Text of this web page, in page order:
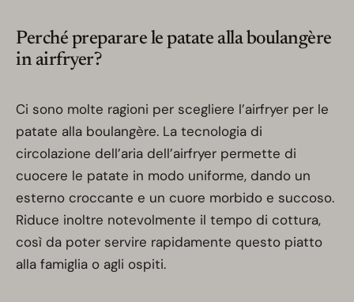
Perché preparare le patate alla boulangère
in airfryer?
Ci sono molte ragioni per scegliere l’airfryer per le
patate alla boulangère. La tecnologia di
circolazione dell’aria dell’airfryer permette di
cuocere le patate in modo uniforme, dando un
esterno croccante e un cuore morbido e succoso.
Riduce inoltre notevolmente il tempo di cottura,
così da poter servire rapidamente questo piatto
alla famiglia o agli ospiti.